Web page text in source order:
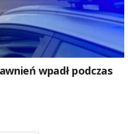
wpadł podczas